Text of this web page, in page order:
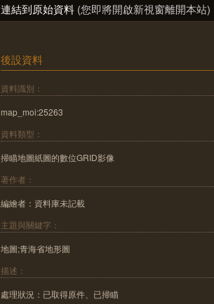
連結到原始資料 (您即將開啟新視窗離開本站)
後設資料
資料識別：
map_moi:25263
資料類型：
掃瞄地圖紙圖的數位GRID影像
著作者：
編繪者：資料庫未記載
主題與關鍵字：
地圖;青海省地形圖
描述：
處理狀況：已取得原件、已掃瞄